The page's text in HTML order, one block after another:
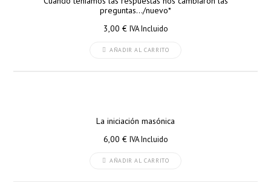
preguntas…/nuevo*
3,00 € IVA Incluido
AÑADIR AL CARRITO
La iniciación masónica
6,00 € IVA Incluido
AÑADIR AL CARRITO